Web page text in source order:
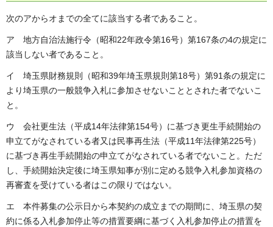
次のアからオまでの全てに該当する者であること。
ア 地方自治法施行令（昭和22年政令第16号）第167条の4の規定に
該当しない者であること。
イ 埼玉県財務規則（昭和39年埼玉県規則第18号）第91条の規定に
より埼玉県の一般競争入札に参加させないこととされた者でないこ
と。
ウ 会社更生法（平成14年法律第154号）に基づき更生手続開始の
申立てがなされている者又は民事再生法（平成11年法律第225号）
に基づき再生手続開始の申立てがなされている者でないこと。ただ
し、手続開始決定後に埼玉県知事が別に定める競争入札参加資格の
再審査を受けている者はこの限りではない。
エ 本件募集の公示日から本契約の成立までの期間に、埼玉県の契
約に係る入札参加停止等の措置要綱に基づく入札参加停止の措置を